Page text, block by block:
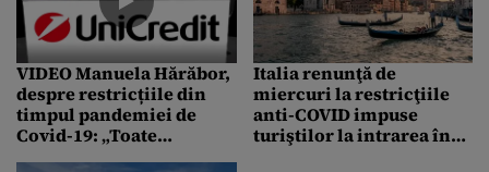
VIDEO Manuela Hărăbor,
despre restricțiile din
timpul pandemiei de
Covid-19: „Toate
Italia renunţă de
miercuri la restricţiile
anti-COVID impuse
turiştilor la intrarea în